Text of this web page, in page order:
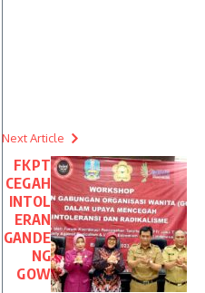
Next Article
FKPT
CEGAH
INTOL
ERAN
GANDE
NG
GOW